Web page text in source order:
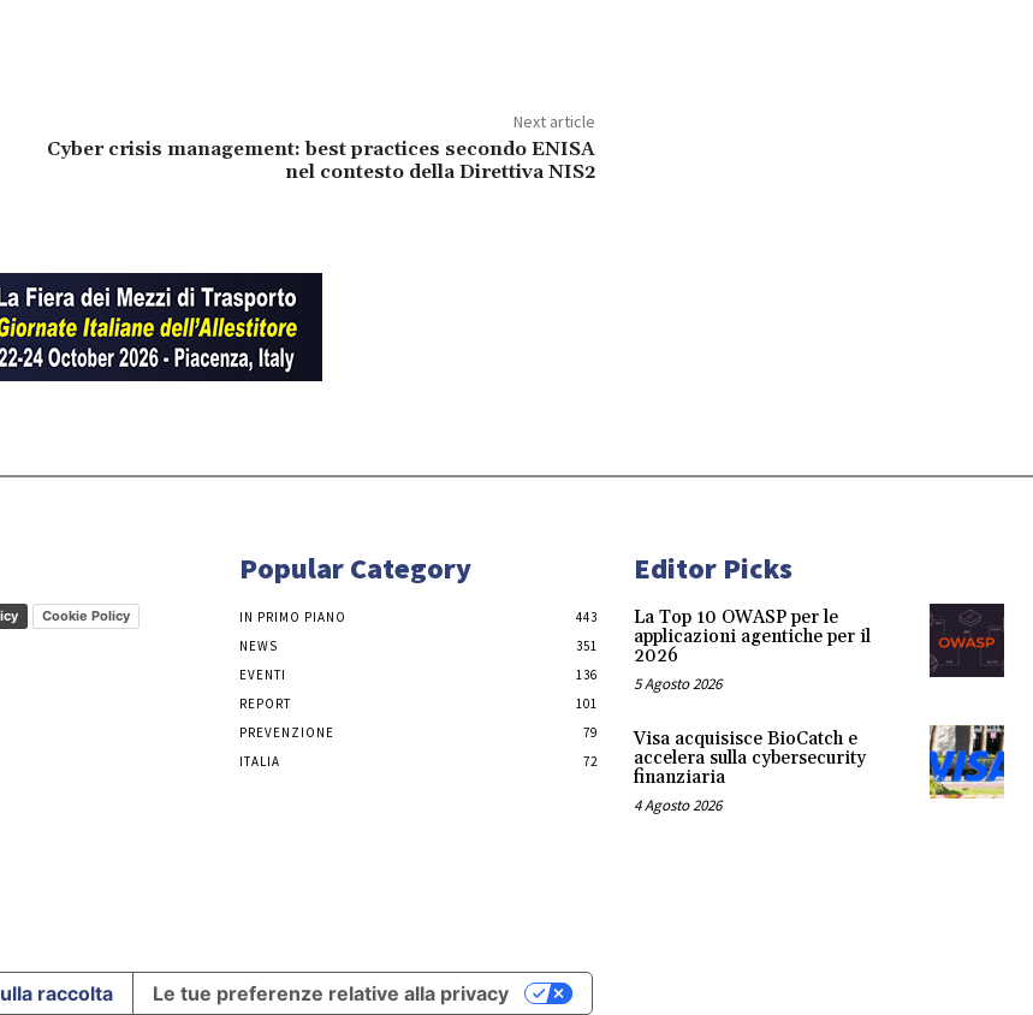
Next article
Cyber crisis management: best practices secondo ENISA
nel contesto della Direttiva NIS2
Cookie Policy
Popular Category
IN PRIMO PIANO
443
NEWS
351
EVENTI
136
REPORT
101
PREVENZIONE
79
ITALIA
72
Editor Picks
La Top 10 OWASP per le
applicazioni agentiche per il
2026
5 Agosto 2026
Visa acquisisce BioCatch e
accelera sulla cybersecurity
finanziaria
4 Agosto 2026
raccolta Le tue preferenze relative alla privacy